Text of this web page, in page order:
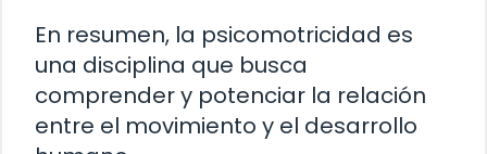
En resumen, la psicomotricidad es
una disciplina que busca
comprender y potenciar la relación
entre el movimiento y el desarrollo